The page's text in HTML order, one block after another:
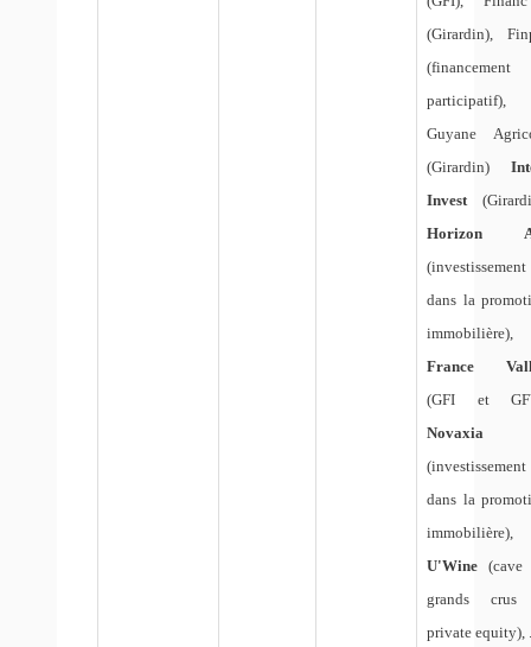
(Girardin),
(financement
participatif),
Guyane
(Girardin)
Invest
Horizon
(investissement
dans la
immobilière),
France
(GFI et
Novaxia
(investissement
dans la
immobilière),
U'Wine (cave
grands crus
private equity),